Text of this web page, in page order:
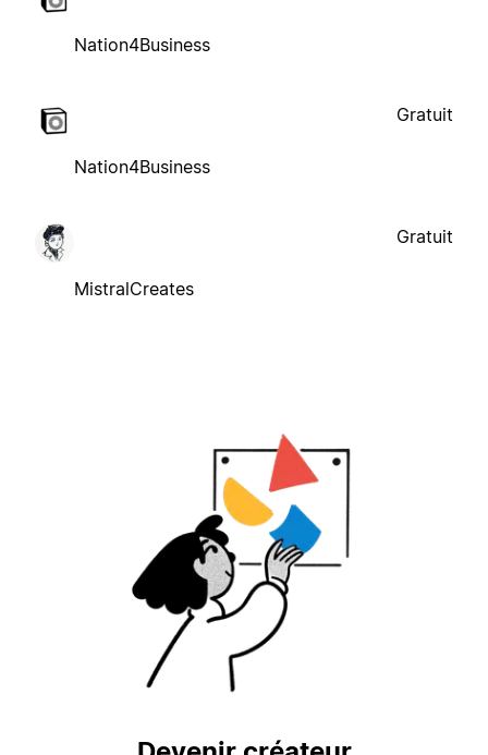
Nation4Business
Nation4Business
Gratuit
MistralCreates
Gratuit